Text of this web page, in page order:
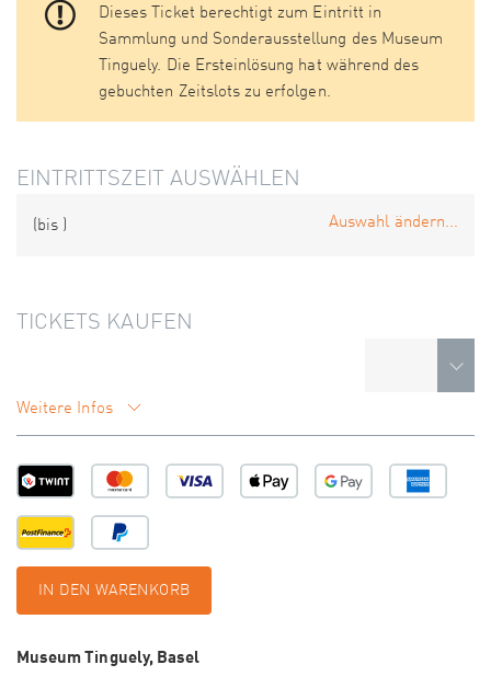
Dieses Ticket berechtigt zum Eintritt in
Sammlung und Sonderausstellung des Museum
Tinguely. Die Ersteinlösung hat während des
gebuchten Zeitslots zu erfolgen.
EINTRITTSZEIT AUSWÄHLEN
(bis ) Auswahl ändern...
TICKETS KAUFEN
Weitere Infos
IN DEN WARENKORB
Museum Tinguely, Basel